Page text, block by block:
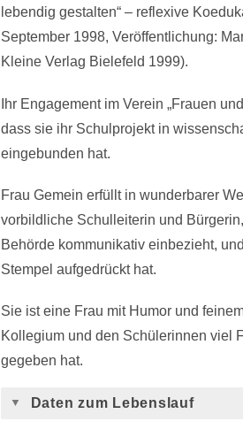
lebendig gestalten“ – reflexive
September 1998, Veröffentlichung:
Kleine Verlag Bielefeld 1999).
Ihr Engagement im Verein „Frauen
dass sie ihr Schulprojekt in
eingebunden hat.
Frau Gemein erfüllt in wunderbarer
vorbildliche Schulleiterin und
Behörde kommunikativ einbezieht,
Stempel aufgedrückt hat.
Sie ist eine Frau mit Humor und
Kollegium und den Schülerinnen viel
gegeben hat.
Daten zum Lebenslauf